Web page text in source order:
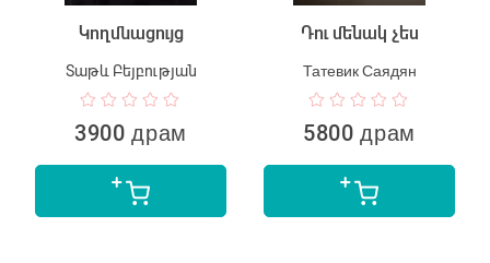
Կողմնացույց
Տաթև Բեյբության
3900 драм
Դու մենակ չես
Татевик Саядян
5800 драм